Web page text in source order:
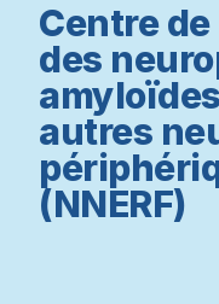
Centre
des
autres
(NNERF)